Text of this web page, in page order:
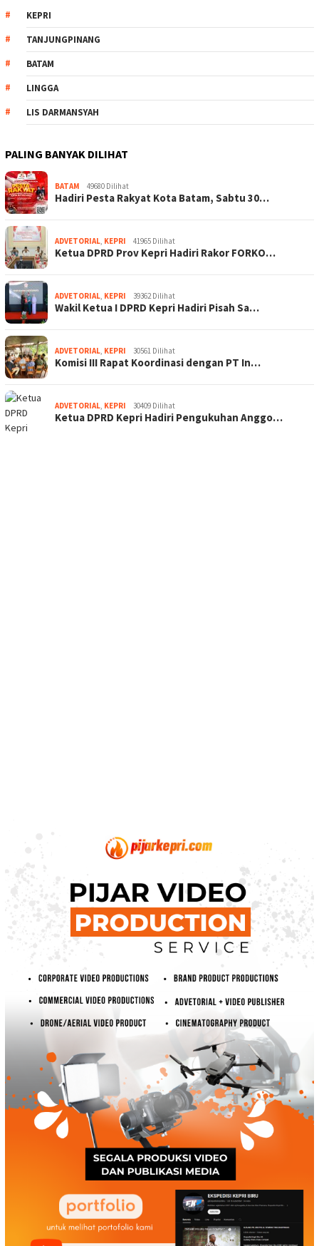
KEPRI
TANJUNGPINANG
BATAM
LINGGA
LIS DARMANSYAH
PALING BANYAK DILIHAT
BATAM 49680 Dilihat
Hadiri Pesta Rakyat Kota Batam, Sabtu 30…
ADVETORIAL, KEPRI 41965 Dilihat
Ketua DPRD Prov Kepri Hadiri Rakor FORKO…
ADVETORIAL, KEPRI 39362 Dilihat
Wakil Ketua I DPRD Kepri Hadiri Pisah Sa…
ADVETORIAL, KEPRI 30561 Dilihat
Komisi III Rapat Koordinasi dengan PT In…
ADVETORIAL, KEPRI 30409 Dilihat
Ketua DPRD Kepri Hadiri Pengukuhan Anggo…